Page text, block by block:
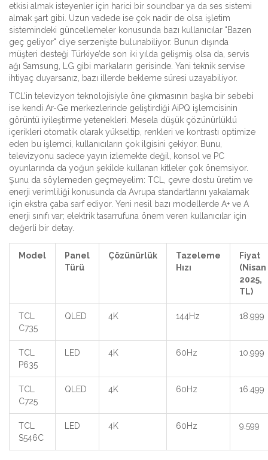
etkisi almak isteyenler için harici bir soundbar ya da ses sistemi
almak şart gibi. Uzun vadede ise çok nadir de olsa işletim
sistemindeki güncellemeler konusunda bazı kullanıcılar "Bazen
geç geliyor" diye serzenişte bulunabiliyor. Bunun dışında
müşteri desteği Türkiye’de son iki yılda gelişmiş olsa da, servis
ağı Samsung, LG gibi markaların gerisinde. Yani teknik servise
ihtiyaç duyarsanız, bazı illerde bekleme süresi uzayabiliyor.
TCL’in televizyon teknolojisiyle öne çıkmasının başka bir sebebi
ise kendi Ar-Ge merkezlerinde geliştirdiği AiPQ işlemcisinin
görüntü iyileştirme yetenekleri. Mesela düşük çözünürlüklü
içerikleri otomatik olarak yükseltip, renkleri ve kontrastı optimize
eden bu işlemci, kullanıcıların çok ilgisini çekiyor. Bunu,
televizyonu sadece yayın izlemekte değil, konsol ve PC
oyunlarında da yoğun şekilde kullanan kitleler çok önemsiyor.
Şunu da söylemeden geçmeyelim: TCL, çevre dostu üretim ve
enerji verimliliği konusunda da Avrupa standartlarını yakalamak
için ekstra çaba sarf ediyor. Yeni nesil bazı modellerde A+ ve A
enerji sınıfı var; elektrik tasarrufuna önem veren kullanıcılar için
değerli bir detay.
Model
Panel
Türü
Çözünürlük
Tazeleme
Hızı
Fiyat
(Nisan
2025,
TL)
TCL
C735
QLED 4K 144Hz 18.999
TCL
P635
LED 4K 60Hz 10.999
TCL
C725
QLED 4K 60Hz 16.499
TCL
S546C
LED 4K 60Hz 9.599